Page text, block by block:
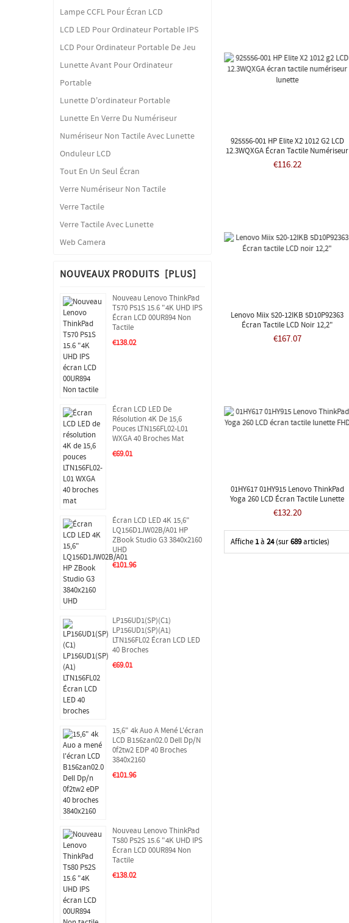
Lampe CCFL Pour Écran LCD
LCD LED Pour Ordinateur Portable IPS
LCD Pour Ordinateur Portable De Jeu
Lunette Avant Pour Ordinateur
Portable
Lunette D'ordinateur Portable
Lunette En Verre Du Numériseur
Numériseur Non Tactile Avec Lunette
Onduleur LCD
Tout En Un Seul Écran
Verre Numériseur Non Tactile
Verre Tactile
Verre Tactile Avec Lunette
Web Camera
NOUVEAUX PRODUITS [PLUS]
Nouveau Lenovo ThinkPad
T570 P51S 15.6 "4K UHD IPS
Écran LCD 00UR894 Non
Tactile
€138.02
Écran LCD LED De
Résolution 4K De 15,6
Pouces LTN156FL02-L01
WXGA 40 Broches Mat
€69.01
Écran LCD LED 4K 15,6"
LQ156D1JW02B/A01 HP
ZBook Studio G3 3840x2160
UHD
€101.96
LP156UD1(SP)(C1)
LP156UD1(SP)(A1)
LTN156FL02 Écran LCD LED
40 Broches
€69.01
15,6" 4k Auo A Mené L'écran
LCD B156zan02.0 Dell Dp/n
0f2tw2 EDP 40 Broches
3840x2160
€101.96
Nouveau Lenovo ThinkPad
T580 P52S 15.6 "4K UHD IPS
Écran LCD 00UR894 Non
Tactile
€138.02
925556-001 HP Elite X2 1012 G2 LCD
12.3WQXGA Écran Tactile Numériseur
Lunette
€116.22
Lenovo Miix 520-12IKB 5D10P92363
Écran Tactile LCD Noir 12,2"
€167.07
01HY617 01HY915 Lenovo ThinkPad
Yoga 260 LCD Écran Tactile Lunette
FHD
€132.20
Affiche 1à 24(sur689articles)